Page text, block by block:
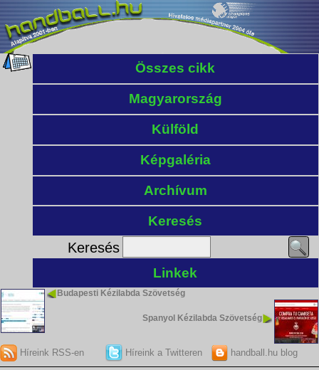
Összes cikk
Magyarország
Külföld
Képgaléria
Archívum
Keresés
Keresés
Linkek
Budapesti Kézilabda Szövetség
Spanyol Kézilabda Szövetség
Híreink RSS-en Híreink a Twitteren handball.hu blog